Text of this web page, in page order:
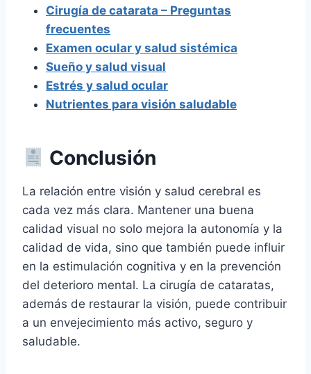
Cirugía de catarata – Preguntas
frecuentes
Examen ocular y salud sistémica
Sueño y salud visual
Estrés y salud ocular
Nutrientes para visión saludable
Conclusión
La relación entre visión y salud cerebral es
cada vez más clara. Mantener una buena
calidad visual no solo mejora la autonomía y la
calidad de vida, sino que también puede influir
en la estimulación cognitiva y en la prevención
del deterioro mental. La cirugía de cataratas,
además de restaurar la visión, puede contribuir
a un envejecimiento más activo, seguro y
saludable.